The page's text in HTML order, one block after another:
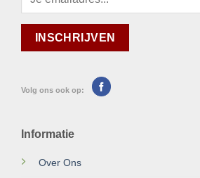
Volg ons ook op:
Informatie
Over Ons